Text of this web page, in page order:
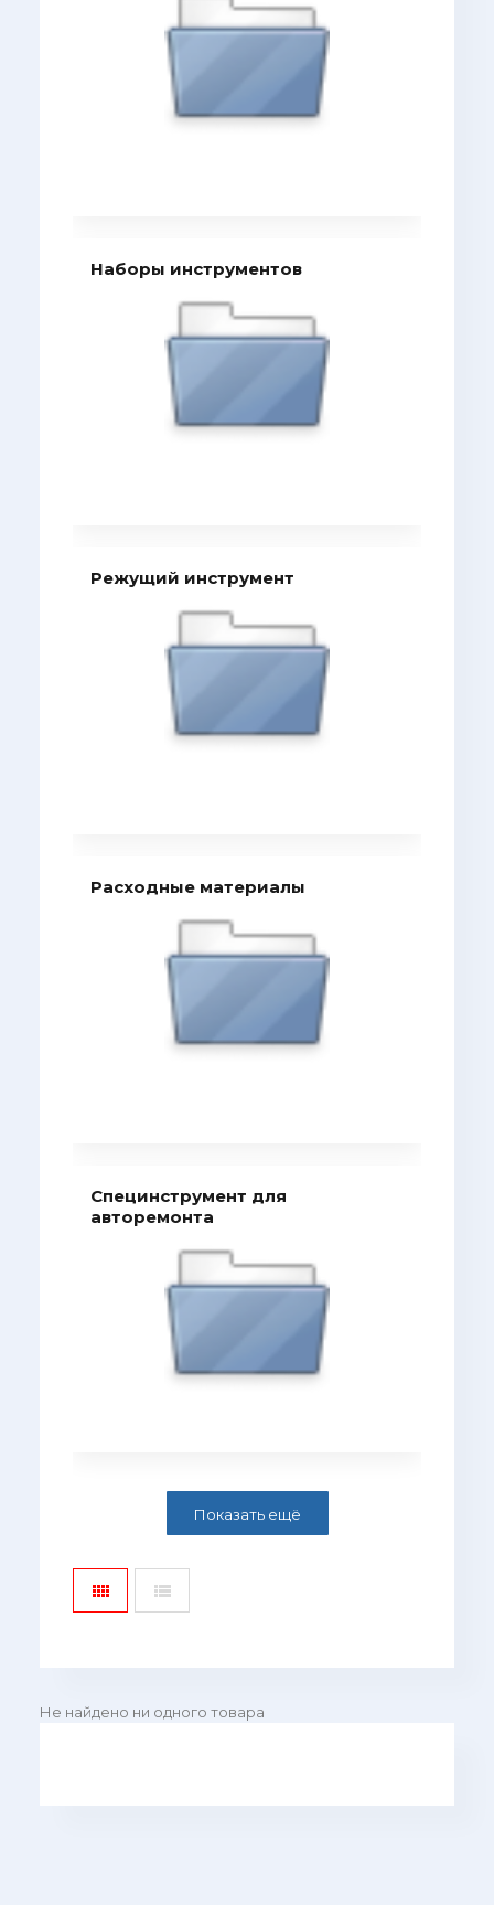
Наборы инструментов
Режущий инструмент
Расходные материалы
Специнструмент для
авторемонта
Показать ещё
Не найдено ни одного товара